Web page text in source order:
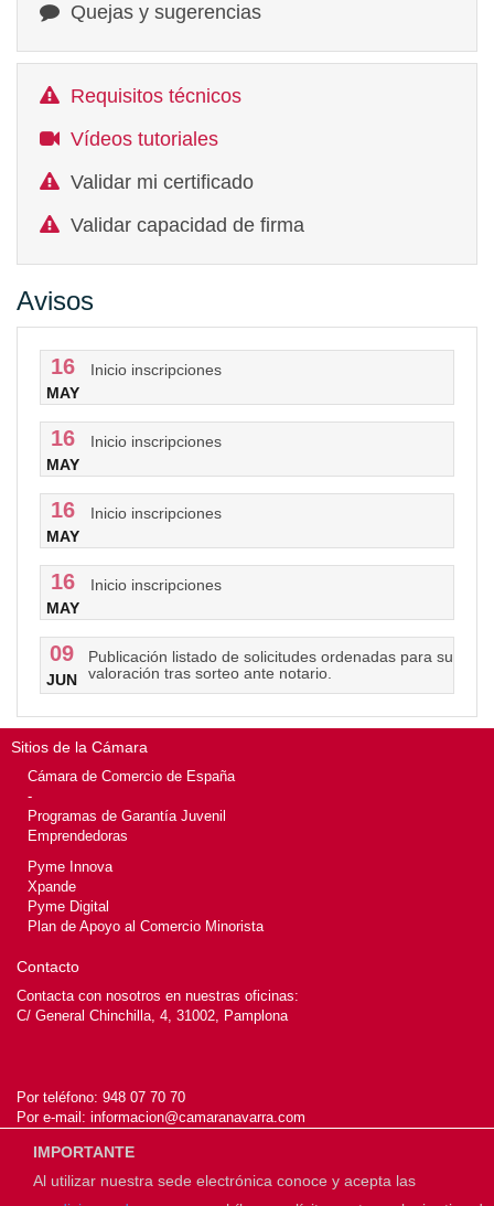
Quejas y sugerencias
Requisitos técnicos
Vídeos tutoriales
Validar mi certificado
Validar capacidad de firma
Avisos
16
MAY
Inicio inscripciones
16
MAY
Inicio inscripciones
16
MAY
Inicio inscripciones
16
MAY
Inicio inscripciones
09
JUN
Publicación listado de solicitudes ordenadas para su
valoración tras sorteo ante notario.
Sitios de la Cámara
Cámara de Comercio de España
-
Programas de Garantía Juvenil
Emprendedoras
Pyme Innova
Xpande
Pyme Digital
Plan de Apoyo al Comercio Minorista
Contacto
Contacta con nosotros en nuestras oficinas:
C/ General Chinchilla, 4, 31002, Pamplona
Por teléfono: 948 07 70 70
Por e-mail: informacion@camaranavarra.com
© 2026Cámara de Navarra
IMPORTANTE
Al utilizar nuestra sede electrónica conoce y acepta las